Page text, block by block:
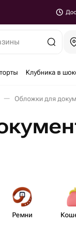
Клубника в
Обложки для
Ремни